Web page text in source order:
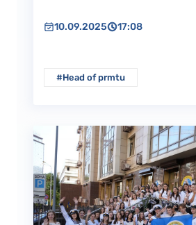
10.09.2025 17:08
#Head of prmtu